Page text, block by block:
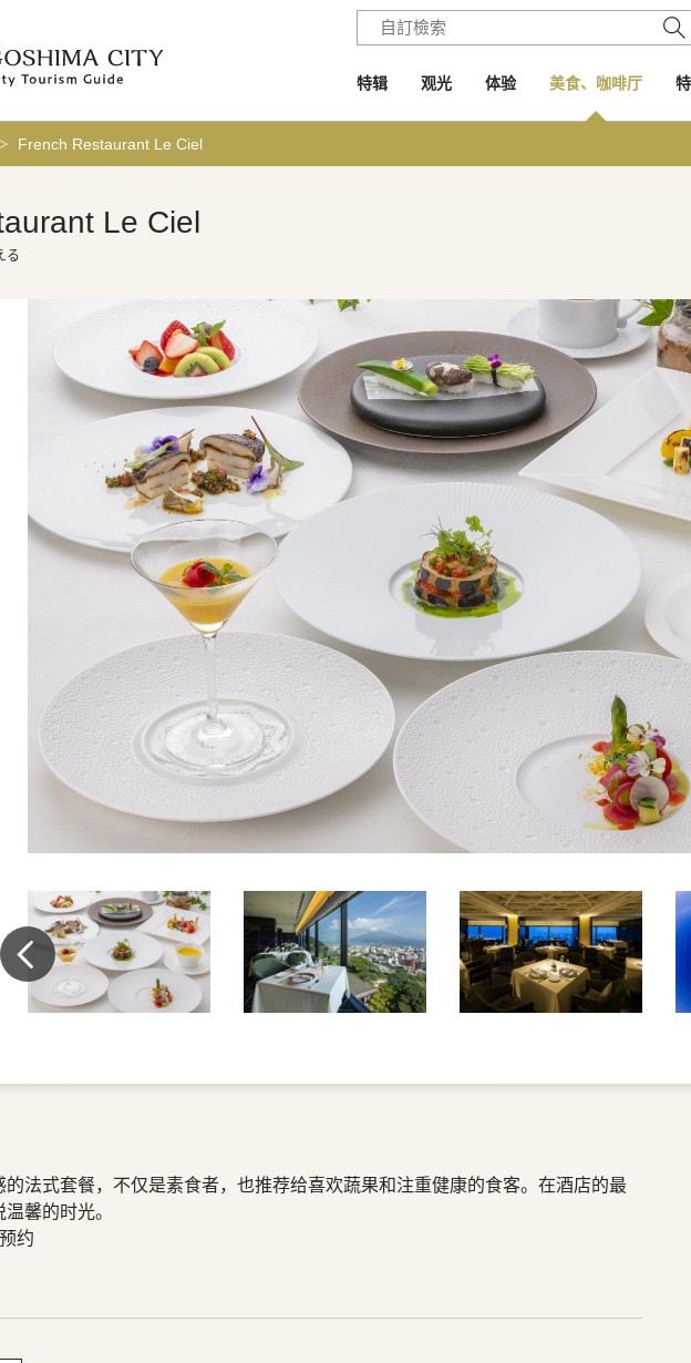
特辑 观光 体验 美食、咖啡厅
French Restaurant Le Ciel
Le Ciel
る
法式套餐，不仅是素食者，也推荐给喜欢蔬果和注重健康的食客。在酒店的最
馨的时光。
约